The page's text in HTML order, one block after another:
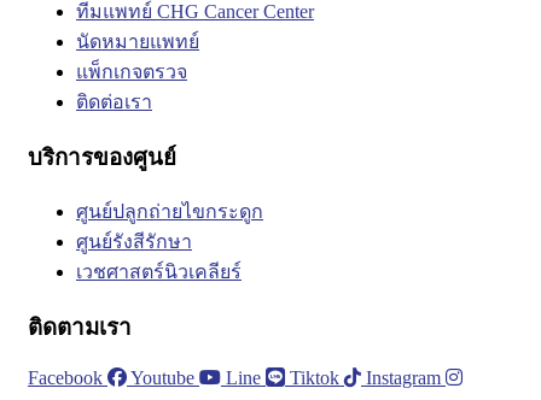
ทีมแพทย์ CHG Cancer Center
นัดหมายแพทย์
แพ็กเกจตรวจ
ติดต่อเรา
บริการของศูนย์
ศูนย์ปลูกถ่ายไขกระดูก
ศูนย์รังสีรักษา
เวชศาสตร์นิวเคลียร์
ติดตามเรา
Facebook Youtube Line Tiktok Instagram